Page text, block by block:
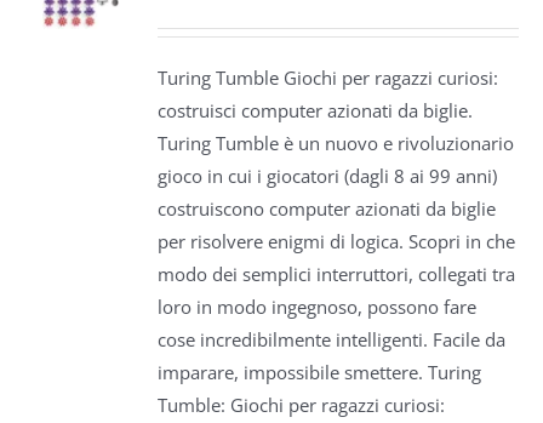
Turing Tumble Giochi per ragazzi curiosi:
costruisci computer azionati da biglie.
Turing Tumble è un nuovo e rivoluzionario
gioco in cui i giocatori (dagli 8 ai 99 anni)
costruiscono computer azionati da biglie
per risolvere enigmi di logica. Scopri in che
modo dei semplici interruttori, collegati tra
loro in modo ingegnoso, possono fare
cose incredibilmente intelligenti. Facile da
imparare, impossibile smettere. Turing
Tumble: Giochi per ragazzi curiosi: